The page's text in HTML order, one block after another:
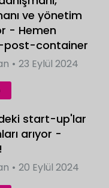
ve yönetim
- Hemen
post-container
23 Eylül 2024
start-up'lar
arıyor -
20 Eylül 2024